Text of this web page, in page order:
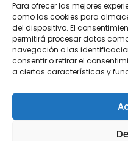
Para ofrecer las mejores
como las cookies para
del dispositivo. El
permitirá procesar datos
navegación o las
consentir o retirar el
a ciertas características y
Contactar
Huetor Santillán
Asociaciones y